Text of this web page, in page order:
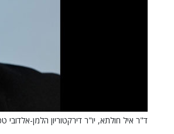
ד"ר איל חולתא, יו"ר דירקטוריון הלמן-אלדובי